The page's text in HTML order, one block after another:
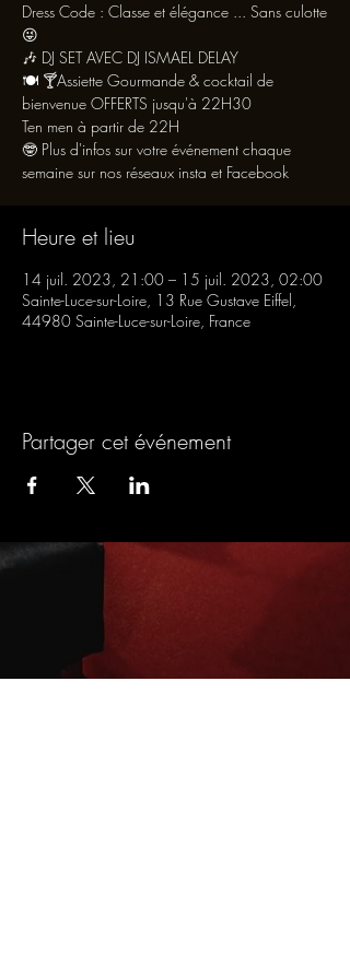
Dress Code : Classe et élégance ... Sans culotte
😜
🎶 DJ SET AVEC DJ ISMAEL DELAY
🍽 🍸Assiette Gourmande & cocktail de
bienvenue OFFERTS jusqu'à 22H30
Ten men à partir de 22H
🤓 Plus d'infos sur votre événement chaque
semaine sur nos réseaux insta et Facebook
Heure et lieu
14 juil. 2023, 21:00 – 15 juil. 2023, 02:00
Sainte-Luce-sur-Loire, 13 Rue Gustave Eiffel,
44980 Sainte-Luce-sur-Loire, France
Partager cet événement